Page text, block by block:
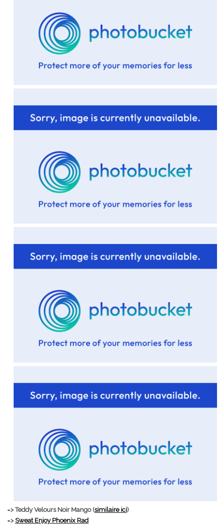
=> Teddy Velours Noir Mango (similaire ici)
=> Sweat Enjoy Phoenix Rad